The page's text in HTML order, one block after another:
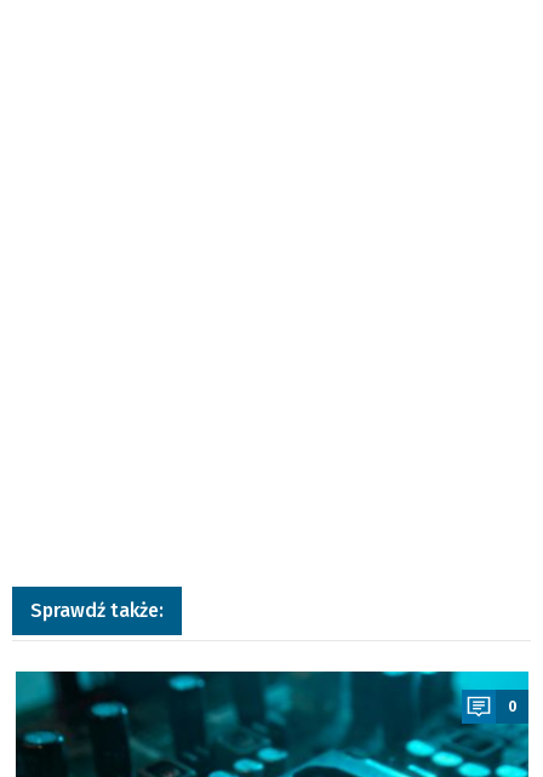
Sprawdź także:
a
0